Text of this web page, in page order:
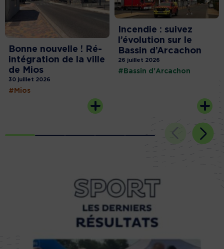
Bonne nouvelle ! Ré-
intégration de la ville
de Mios
30 juillet 2026
#Mios
Incendie : suivez
l’évolution sur le
Bassin d’Arcachon
26 juillet 2026
#Bassin d'Arcachon